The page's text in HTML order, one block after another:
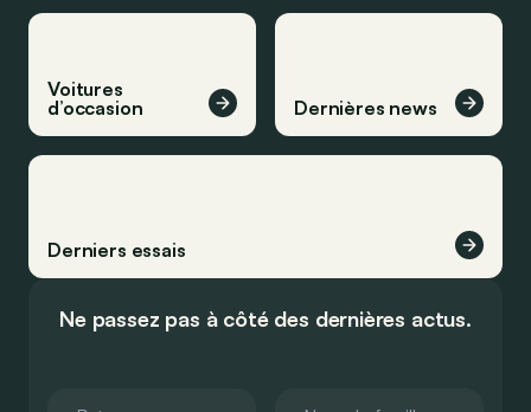
Voitures
d’occasion
Dernières news
Derniers essais
Ne passez pas à côté des dernières actus.